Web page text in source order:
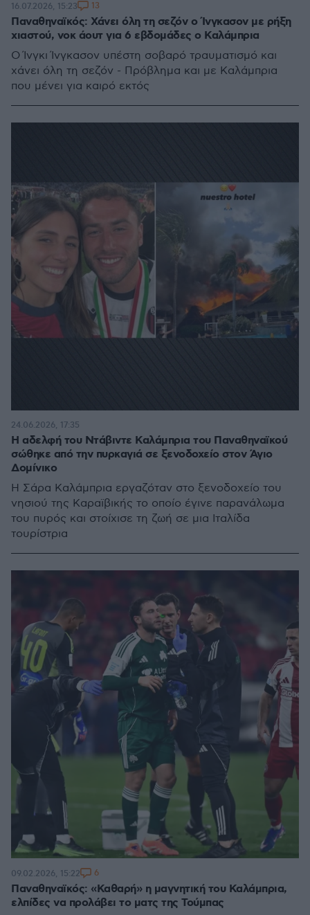
Παναθηναϊκός: Χάνει όλη τη σεζόν ο Ίνγκασον με ρήξη
χιαστού, νοκ άουτ για 6 εβδομάδες ο Καλάμπρια
Ο Ίνγκι Ίνγκασον υπέστη σοβαρό τραυματισμό και
χάνει όλη τη σεζόν - Πρόβλημα και με Καλάμπρια
που μένει για καιρό εκτός
16.07.2026, 15:23 13
Η αδελφή του Ντάβιντε Καλάμπρια του Παναθηναϊκού
σώθηκε από την πυρκαγιά σε ξενοδοχείο στον Άγιο
Δομίνικο
Η Σάρα Καλάμπρια εργαζόταν στο ξενοδοχείο του
νησιού της Καραϊβικής το οποίο έγινε παρανάλωμα
του πυρός και στοίχισε τη ζωή σε μια Ιταλίδα
τουρίστρια
24.06.2026, 17:35
Παναθηναϊκός: «Καθαρή» η μαγνητική του Καλάμπρια,
ελπίδες να προλάβει το ματς της Τούμπας
09.02.2026, 15:22 6